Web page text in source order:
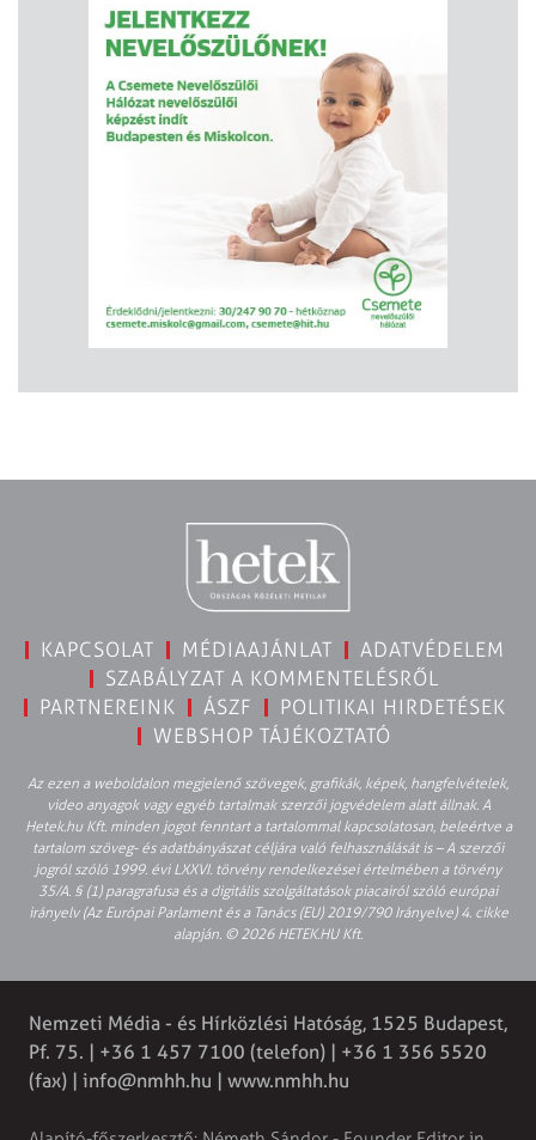
KAPCSOLAT MÉDIAAJÁNLAT
ADATVÉDELEM
SZABÁLYZAT A KOMMENTELÉSRŐL
PARTNEREINK
ÁSZF
POLITIKAI HIRDETÉSEK
WEBSHOP TÁJÉKOZTATÓ
Az ezen a weboldalon megjelenő szövegek, grafikák, képek, hangfelvételek,
video anyagok vagy egyéb tartalmak szerzői jogvédelem alatt állnak. A
Hetek.hu Kft. minden jogot fenntart a tartalommal kapcsolatosan, beleértve a
tartalom szöveg- és adatbányászat céljára való felhasználását is – A szerzői
jogról szóló 1999. évi LXXVI. törvény rendelkezései értelmében a törvény
35/A. § (1) paragrafusa és a digitális szolgáltatások piacairól szóló európai
irányelv (Az Európai Parlament és a Tanács (EU) 2019/790 Irányelve) 4. cikke
alapján. © 2026 HETEK.HU Kft.
Nemzeti Média - és Hírközlési Hatóság, 1525 Budapest,
Pf. 75. | +36 1 457 7100 (telefon) | +36 1 356 5520
(fax) | info@nmhh.hu | www.nmhh.hu